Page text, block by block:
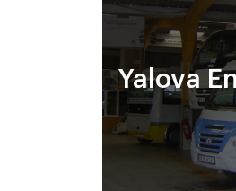
Yalova